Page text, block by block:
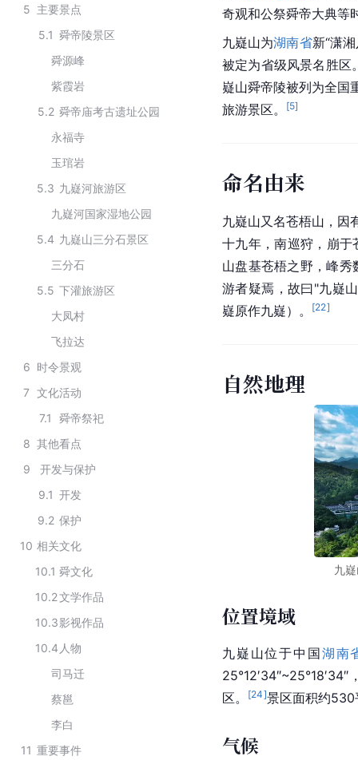
5 主要景点
5.1 舜帝陵景区
舜源峰
紫霞岩
5.2 舜帝庙考古遗址公园
永福寺
玉琯岩
5.3 九嶷河旅游区
九嶷河国家湿地公园
5.4 九嶷山三分石景区
三分石
5.5 下灌旅游区
大凤村
飞拉达
6 时令景观
7 文化活动
7.1
舜帝祭祀
8 其他看点
9
开发与保护
9.1 开发
9.2 保护
10 相关文化
10.1 舜文化
10.2文学作品
10.3影视作品
10.4 人物
司马迁
蔡邕
李白
11 重要事件
奇观和公祭舜帝大典等
九嶷山为湖南省新“潇
被定为省级风景名胜区
嶷山舜帝陵被列为全国
旅游景区。
[5]
命名由来
九嶷山又名苍梧山，因
十九年，南巡狩，崩于
山盘基苍梧之野，峰
游者疑焉，故曰"九嶷
嶷原作九嶷）。
[22]
自然地理
九
位置境域
九嶷山位于中国湖南
25°12′34″~25°18′34″
区。
[24]景区面积约530
气候